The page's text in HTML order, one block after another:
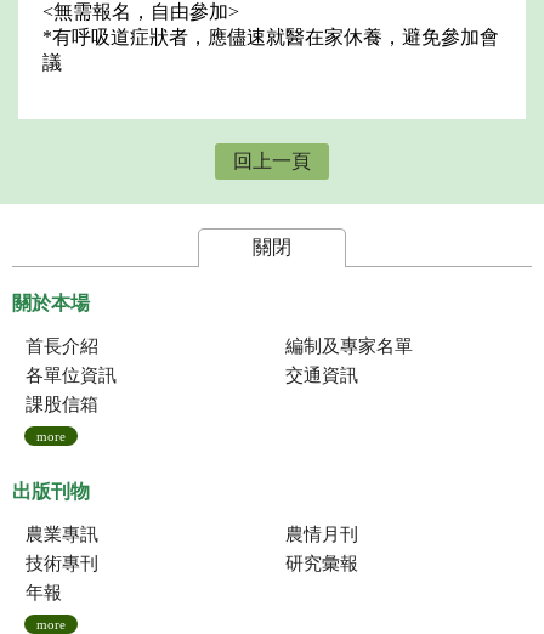
<無需報名，自由參加>
*有呼吸道症狀者，應儘速就醫在家休養，避免參加會
議
回上一頁
關閉
關於本場
首長介紹
編制及專家名單
各單位資訊
交通資訊
課股信箱
more
出版刊物
農業專訊
農情月刊
技術專刊
研究彙報
年報
more